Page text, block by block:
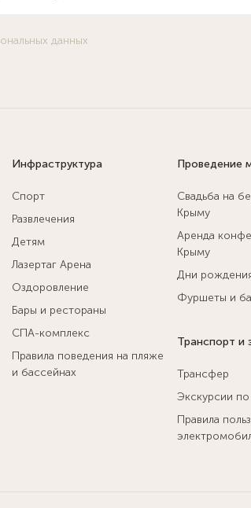
данных
Инфраструктура
Спорт
Развлечения
Детям
Лазертаг Арена
Оздоровление
Бары и рестораны
СПА-комплекс
Правила поведения на пляже
и бассейнах
Проведение
Свадьба на
Крыму
Аренда
Крыму
Дни
Фуршеты и
Транспорт и
Трансфер
Экскурсии
Правила